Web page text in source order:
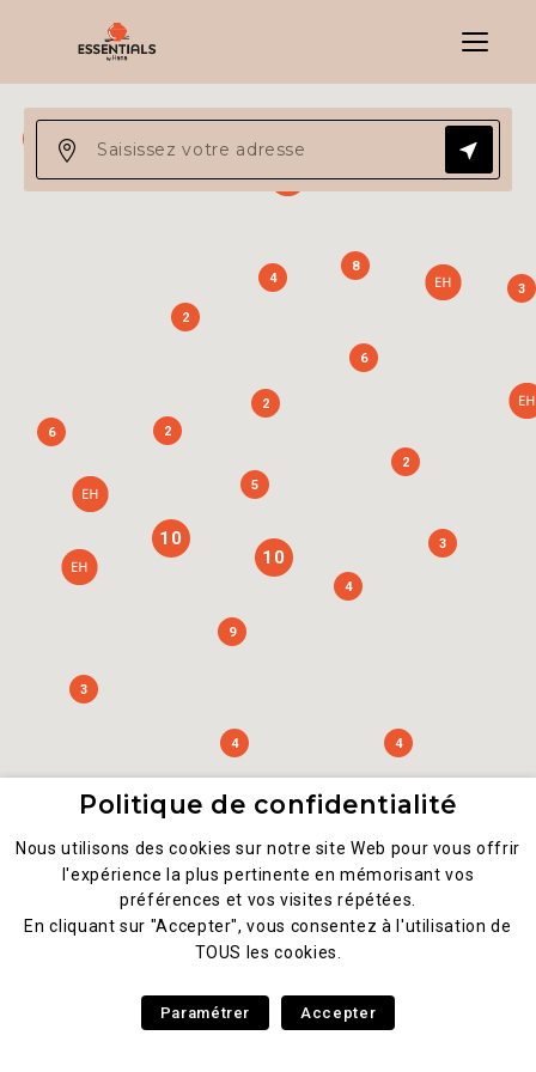
Menu
3
9
8
6
10
6
3
4
10
4
4
5
4
2
2
2
2
3
2
Politique de confidentialité
Nous utilisons des cookies sur notre site Web pour vous offrir
l'expérience la plus pertinente en mémorisant vos
préférences et vos visites répétées.
En cliquant sur "Accepter", vous consentez à l'utilisation de
TOUS les cookies.
Paramétrer Accepter